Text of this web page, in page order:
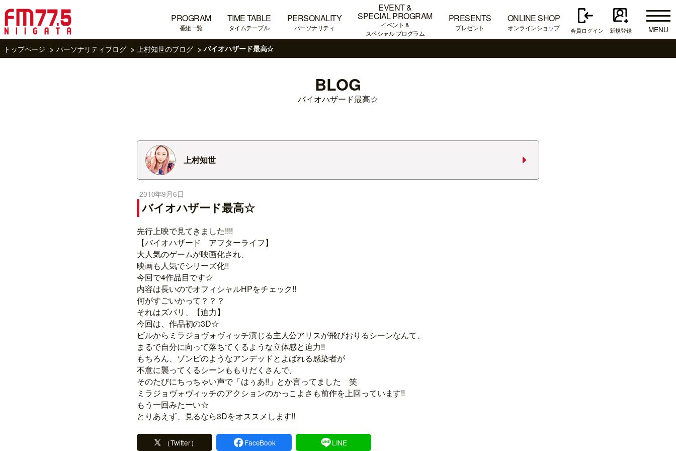
PROGRAM
番組一覧
TIME TABLE
タイムテーブル
PERSONALITY
パーソナリティ
EVENT &
SPECIAL PROGRAM
イベント &
スペシャル プログラム
PRESENTS
プレゼント
ONLINE SHOP
オンラインショップ 会員ログイン 新規登録
MENU
トップページ
パーソナリティブログ 上村知世のブログ バイオハザード最高☆
BLOG
バイオハザード最高☆
上村知世
2010年9月6日
バイオハザード最高☆
先行上映で見てきました!!!!
【バイオハザード アフターライフ】
大人気のゲームが映画化され、
映画も人気でシリーズ化!!
今回で4作品目です☆
内容は長いのでオフィシャルHPをチェック!!
何がすごいかって？？？
それはズバリ、【迫力】
今回は、作品初の3D☆
ビルからミラジョヴォヴィッチ演じる主人公アリスが飛びおりるシーンなんて、
まるで自分に向って落ちてくるような立体感と迫力!!
もちろん、ゾンビのようなアンデッドとよばれる感染者が
不意に襲ってくるシーンももりだくさんで、
そのたびにちっちゃい声で「はぅあ!!」とか言ってました 笑
ミラジョヴォヴィッチのアクションのかっこよさも前作を上回っています!!
もう一回みたーい☆
とりあえず、見るなら3Dをオススメします!!
（Twitter） FaceBook LINE